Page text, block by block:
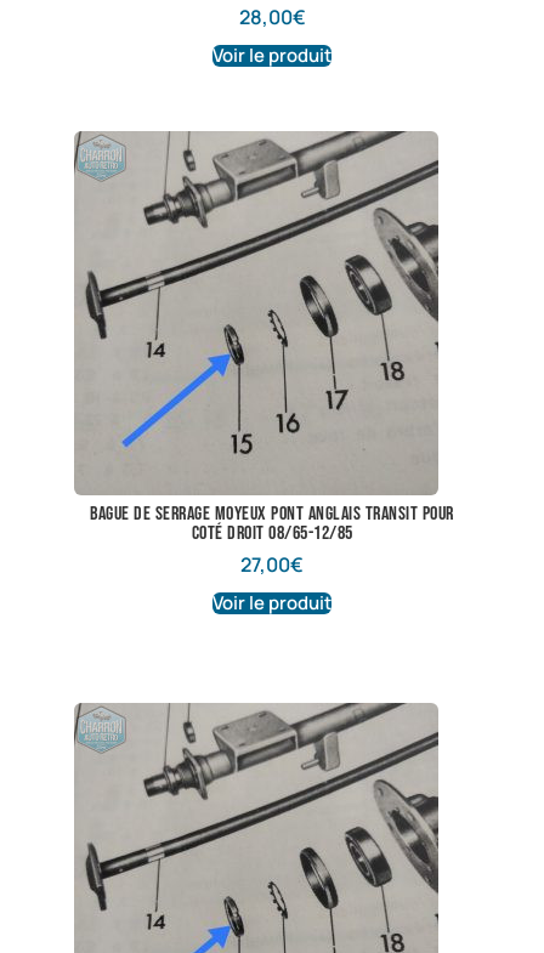
28,00€
Voir le produit
bague de serrage moyeux pont anglais transit pour
coté droit 08/65-12/85
27,00€
Voir le produit